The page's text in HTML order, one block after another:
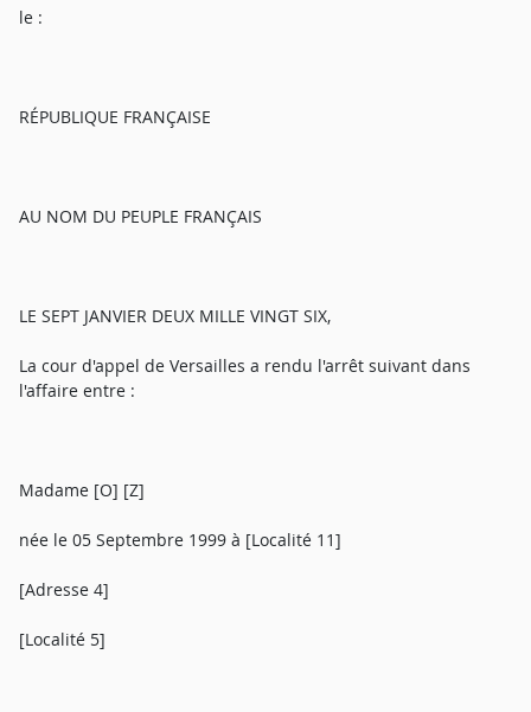
le :
RÉPUBLIQUE FRANÇAISE
AU NOM DU PEUPLE FRANÇAIS
LE SEPT JANVIER DEUX MILLE VINGT SIX,
La cour d'appel de Versailles a rendu l'arrêt suivant dans
l'affaire entre :
Madame [O] [Z]
née le 05 Septembre 1999 à [Localité 11]
[Adresse 4]
[Localité 5]